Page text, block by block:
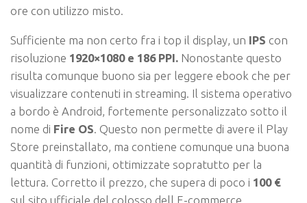
ore con utilizzo misto.
Sufficiente ma non certo fra i top il display, un IPS con
risoluzione 1920×1080 e 186 PPI. Nonostante questo
risulta comunque buono sia per leggere ebook che per
visualizzare contenuti in streaming. Il sistema operativo
a bordo è Android, fortemente personalizzato sotto il
nome di Fire OS . Questo non permette di avere il Play
Store preinstallato, ma contiene comunque una buona
quantità di funzioni, ottimizzate sopratutto per la
lettura. Corretto il prezzo, che supera di poco i 100 €
sul sito ufficiale del colosso dell E-commerce.